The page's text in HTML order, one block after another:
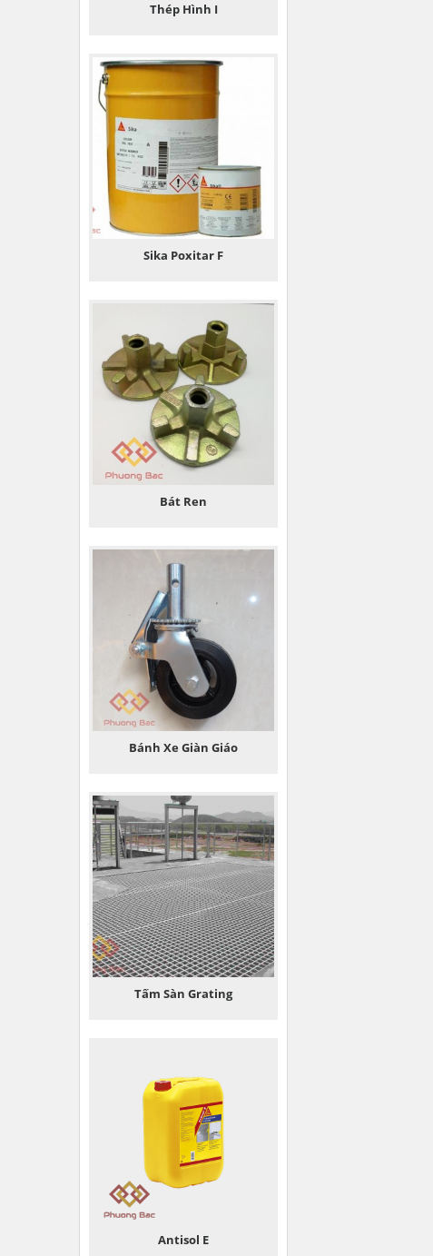
Thép Hình I
Sika Poxitar F
Bát Ren
Bánh Xe Giàn Giáo
Tấm Sàn Grating
Antisol E